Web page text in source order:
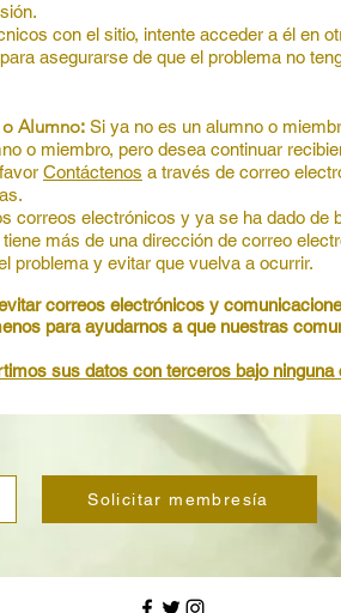
con el sitio, intente acceder a él en
asegurarse de que el problema no
o Alumno: Si ya no es un alumno o
o miembro, pero desea continuar
Contáctenos a través de correo
correos electrónicos y ya se ha dado de
más de una dirección de correo
problema y evitar que vuelva a ocurrir.
correos electrónicos y comunicacio
para ayudarnos a que nuestras
sus datos con terceros bajo ninguna
Solicitar membresía